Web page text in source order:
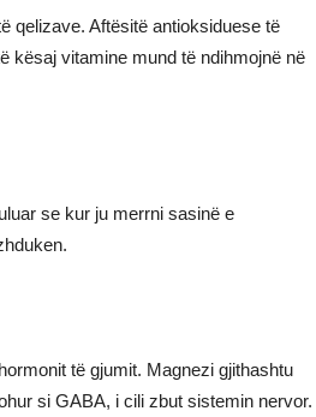
qelizave. Aftësitë antioksiduese të
kësaj vitamine mund të ndihmojnë në
se kur ju merrni sasinë e
të gjumit. Magnezi gjithashtu
si GABA, i cili zbut sistemin nervor.